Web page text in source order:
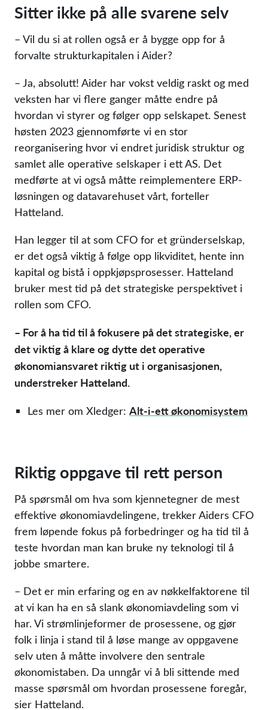
Sitter ikke på alle svarene selv
– Vil du si at rollen også er å bygge opp for å
forvalte strukturkapitalen i Aider?
– Ja, absolutt! Aider har vokst veldig raskt og med
veksten har vi flere ganger måtte endre på
hvordan vi styrer og følger opp selskapet. Senest
høsten 2023 gjennomførte vi en stor
reorganisering hvor vi endret juridisk struktur og
samlet alle operative selskaper i ett AS. Det
medførte at vi også måtte reimplementere ERP-
løsningen og datavarehuset vårt, forteller
Hatteland.
Han legger til at som CFO for et gründerselskap,
er det også viktig å følge opp likviditet, hente inn
kapital og bistå i oppkjøpsprosesser. Hatteland
bruker mest tid på det strategiske perspektivet i
rollen som CFO.
– For å ha tid til å fokusere på det strategiske, er
det viktig å klare og dytte det operative
økonomiansvaret riktig ut i organisasjonen,
understreker Hatteland.
Les mer om Xledger:Alt-i-ett økonomisystem
Riktig oppgave til rett person
På spørsmål om hva som kjennetegner de mest
effektive økonomiavdelingene, trekker Aiders CFO
frem løpende fokus på forbedringer og ha tid til å
teste hvordan man kan bruke ny teknologi til å
jobbe smartere.
– Det er min erfaring og en av nøkkelfaktorene til
at vi kan ha en så slank økonomiavdeling som vi
har. Vi strømlinjeformer de prosessene, og gjør
folk i linja i stand til å løse mange av oppgavene
selv uten å måtte involvere den sentrale
økonomistaben. Da unngår vi å bli sittende med
masse spørsmål om hvordan prosessene foregår,
sier Hatteland.